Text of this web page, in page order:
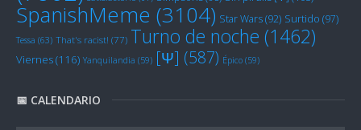
SpanishMeme (3104) Star Wars(92) Surtido (97)
Tessa (63) That's racist! (77) Turno de noche (1462)
Viernes(116) Yanquilandia (59) [Ψ] (587) Épico (59)
📅 CALENDARIO